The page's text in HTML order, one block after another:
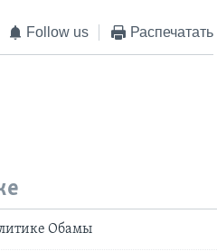
Follow us Распечатать
Обамы